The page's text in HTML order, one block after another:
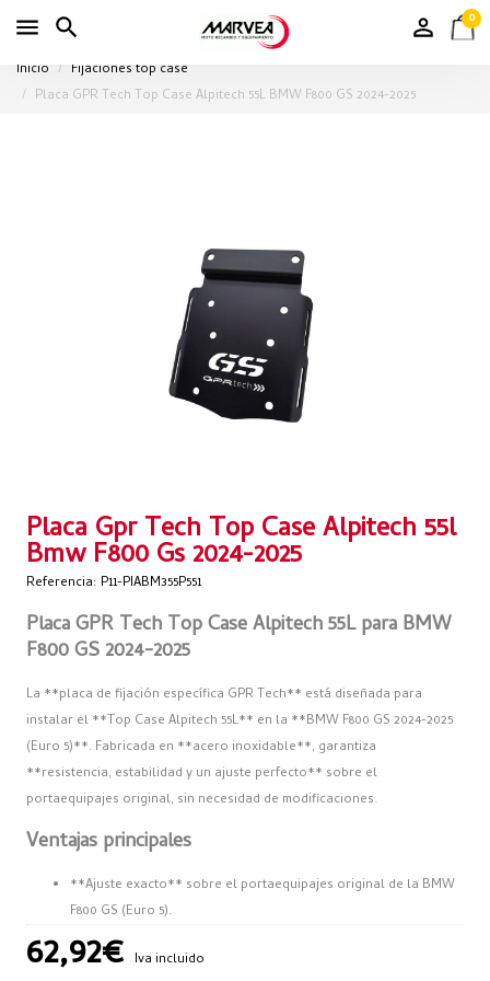
0
Inicio
Fijaciones top case
Placa GPR Tech Top Case Alpitech 55L BMW F800 GS 2024-2025
Placa Gpr Tech Top Case Alpitech 55l
Bmw F800 Gs 2024-2025
Referencia: P11-PIABM355P551
Placa GPR Tech Top Case Alpitech 55L para BMW
F800 GS 2024-2025
La **placa de fijación específica GPR Tech** está diseñada para
instalar el **Top Case Alpitech 55L** en la **BMW F800 GS 2024-2025
(Euro 5)**. Fabricada en **acero inoxidable**, garantiza
**resistencia, estabilidad y un ajuste perfecto** sobre el
portaequipajes original, sin necesidad de modificaciones.
Ventajas principales
**Ajuste exacto** sobre el portaequipajes original de la BMW
F800 GS (Euro 5).
Compatible exclusivamente con el **Top Case GPR Alpitech
55L.**
62,92€ Iva incluido